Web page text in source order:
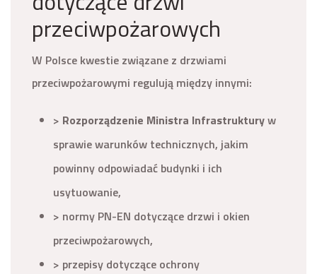
przeciwpożarowych
W Polsce kwestie związane z drzwiami
przeciwpożarowymi regulują między innymi:
> Rozporządzenie Ministra Infrastrukturyw
sprawie warunków technicznych, jakim
powinny odpowiadać budynki i ich
usytuowanie,
> normy PN-EN dotyczące drzwi i okien
przeciwpożarowych,
> przepisy dotyczące ochrony